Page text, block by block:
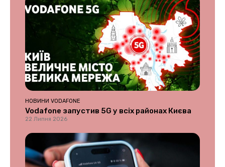
НОВИНИ VODAFONE
Vodafone запустив 5G у всіх районах Києва
22 Липня 2026